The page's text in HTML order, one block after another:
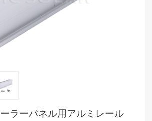
ラーパネル用アルミレール